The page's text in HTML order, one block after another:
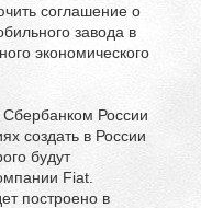
соглашение о
завода в
экономического
России
создать в России
будут
Fiat.
построено в